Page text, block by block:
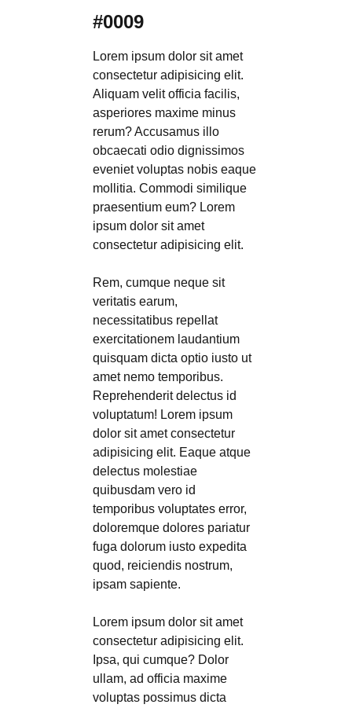
#0009
Lorem ipsum dolor sit amet
consectetur adipisicing elit.
Aliquam velit officia facilis,
asperiores maxime minus
rerum? Accusamus illo
obcaecati odio dignissimos
eveniet voluptas nobis eaque
mollitia. Commodi similique
praesentium eum? Lorem
ipsum dolor sit amet
consectetur adipisicing elit.
Rem, cumque neque sit
veritatis earum,
necessitatibus repellat
exercitationem laudantium
quisquam dicta optio iusto ut
amet nemo temporibus.
Reprehenderit delectus id
voluptatum! Lorem ipsum
dolor sit amet consectetur
adipisicing elit. Eaque atque
delectus molestiae
quibusdam vero id
temporibus voluptates error,
doloremque dolores pariatur
fuga dolorum iusto expedita
quod, reiciendis nostrum,
ipsam sapiente.
Lorem ipsum dolor sit amet
consectetur adipisicing elit.
Ipsa, qui cumque? Dolor
ullam, ad officia maxime
voluptas possimus dicta